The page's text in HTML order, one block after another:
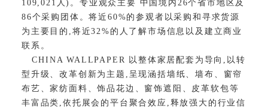
109,021人)。专业观众主要 中国境内26个省市地区及
86个采购团体。将近60%的参观者以采购和寻求货源
为主要目的,将近32%的人了解市场信息以及建立商业
联系。
CHINA WALLPAPER 以整体家居配套为导向,以转
型升级、改革创新为主题,呈现涵括墙纸、墙布、窗帘
布艺、家纺面料、饰品花边、窗饰遮阳、皮革软包等
丰富品类,依托展会的平台聚合效应,释放强大的行业信